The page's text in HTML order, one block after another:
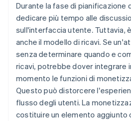
Durante la fase di pianificazione
dedicare più tempo alle
sull'interfaccia utente. Tuttavia,
anche il modello di ricavi. Se
senza determinare quando e
ricavi, potrebbe dover integrare
momento le funzioni di
Questo può distorcere
flusso degli utenti. La
costituire un elemento aggiunto